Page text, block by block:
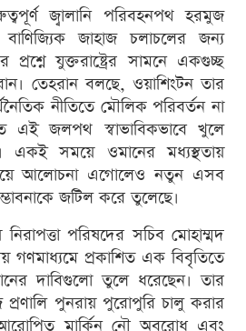
জ্বালানি পরিবহনপথ হরমুজ
বাণিজ্যিক জাহাজ চলাচলের জন্য
যুক্তরাষ্ট্রের সামনে একগুচ্ছ
তেহরান বলছে, ওয়াশিংটন তার
নীতিতে মৌলিক পরিবর্তন না
এই জলপথ স্বাভাবিকভাবে খুলে
একই সময়ে ওমানের মধ্যস্থতায়
নিয়ে আলোচনা এগোলেও নতুন এসব
জটিল করে তুলেছে।
পরিষদের সচিব মোহাম্মদ
গণমাধ্যমে প্রকাশিত এক বিবৃতিতে
দাবিগুলো তুলে ধরেছেন। তার
পুনরায় পুরোপুরি চালু করার
মার্কিন নৌ অবরোধ এবং